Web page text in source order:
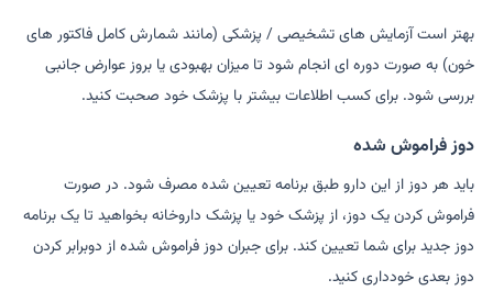
بهتر است آزمایش های تشخیصی / پزشکی (مانند شمارش کامل فاکتور های
خون) به صورت دوره ای انجام شود تا میزان بهبودی یا بروز عوارض جانبی
بررسی شود. برای کسب اطلاعات بیشتر با پزشک خود صحبت کنید.
دوز فراموش شده
باید هر دوز از این دارو طبق برنامه تعیین شده مصرف شود. در صورت
فراموش کردن یک دوز، از پزشک خود یا پزشک داروخانه بخواهید تا یک برنامه
دوز جدید برای شما تعیین کند. برای جبران دوز فراموش شده از دوبرابر کردن
دوز بعدی خودداری کنید.